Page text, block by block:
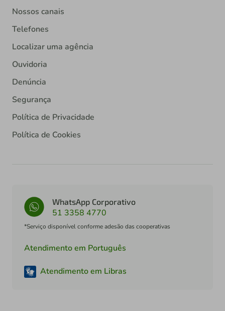
Nossos canais
Telefones
Localizar uma agência
Ouvidoria
Denúncia
Segurança
Política de Privacidade
Política de Cookies
WhatsApp Corporativo
51 3358 4770
*Serviço disponível conforme adesão das cooperativas
Atendimento em Português
Atendimento em Libras